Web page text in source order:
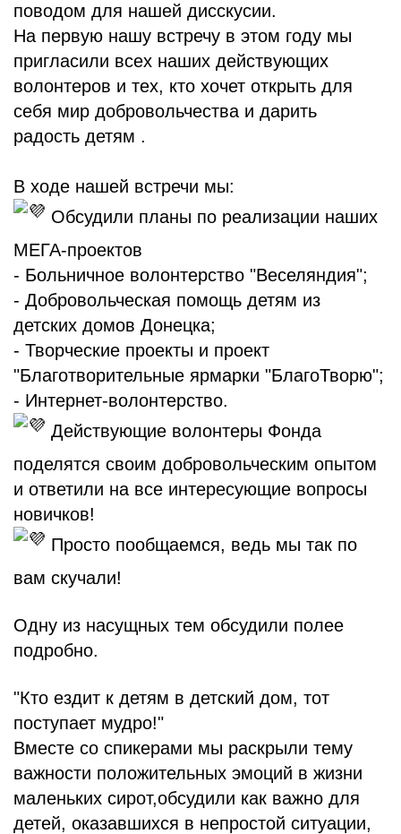
поводом для нашей дисскусии.
На первую нашу встречу в этом году мы
пригласили всех наших действующих
волонтеров и тех, кто хочет открыть для
себя мир добровольчества и дарить
радость детям .
В ходе нашей встречи мы:
Обсудили планы по реализации наших
МЕГА-проектов
- Больничное волонтерство "Веселяндия";
- Добровольческая помощь детям из
детских домов Донецка;
- Творческие проекты и проект
"Благотворительные ярмарки "БлагоТворю";
- Интернет-волонтерство.
Действующие волонтеры Фонда
поделятся своим добровольческим опытом
и ответили на все интересующие вопросы
новичков!
Просто пообщаемся, ведь мы так по
вам скучали!
Одну из насущных тем обсудили полее
подробно.
"Кто ездит к детям в детский дом, тот
поступает мудро!"
Вместе со спикерами мы раскрыли тему
важности положительных эмоций в жизни
маленьких сирот,обсудили как важно для
детей, оказавшихся в непростой ситуации,